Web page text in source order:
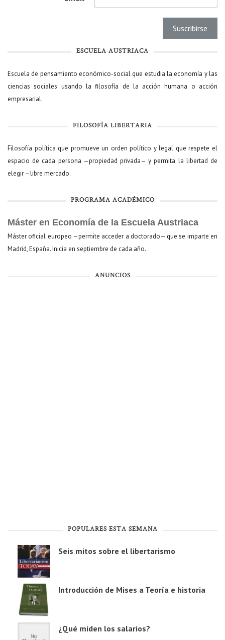
ESCUELA AUSTRIACA
Escuela de pensamiento económico-social que estudia la economía y las
ciencias sociales usando la filosofía de la acción humana o acción
empresarial.
FILOSOFÍA LIBERTARIA
Filosofía política que promueve un orden político y legal que respete el
espacio de cada persona —propiedad privada— y permita la libertad de
elegir —libre mercado.
PROGRAMA ACADÉMICO
Máster en Economía de la Escuela Austriaca
Máster oficial europeo —permite acceder a doctorado— que se imparte en
Madrid, España. Inicia en septiembre de cada año.
ANUNCIOS
POPULARES ESTA SEMANA
Seis mitos sobre el libertarismo
Introducción de Mises a Teoría e historia
¿Qué miden los salarios?